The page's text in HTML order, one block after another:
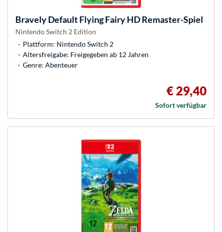
Bravely Default Flying Fairy HD Remaster-Spiel
Nintendo Switch 2 Edition
Plattform: Nintendo Switch 2
Altersfreigabe: Freigegeben ab 12 Jahren
Genre: Abenteuer
€ 29,40
Sofort verfügbar